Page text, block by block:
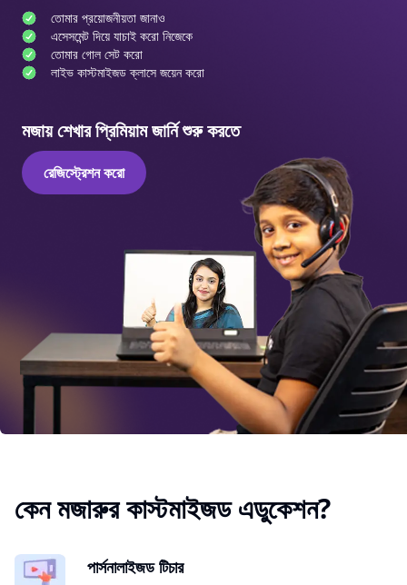
তোমার প্রয়োজনীয়তা জানাও
এসেসমেন্ট দিয়ে যাচাই করো নিজেকে
তোমার গোল সেট করো
লাইভ কাস্টমাইজড ক্লাসে জয়েন করো
মজায় শেখার প্রিমিয়াম জার্নি শুরু করতে
রেজিস্ট্রেশন করো
কেন মজারুর কাস্টমাইজড এডুকেশন?
পার্সনালাইজড টিচার